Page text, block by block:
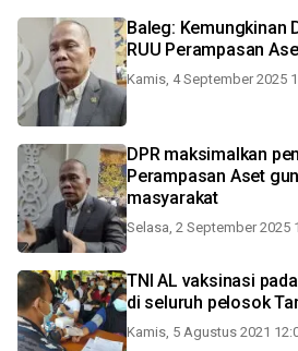
Baleg: Kemungkinan DPR ambil alih usulan
RUU Perampasan
Kamis, 4 September 2025
DPR maksimalkan
Perampasan Aset
masyarakat
Selasa, 2 September 2025
TNI AL vaksinasi
di seluruh pelosok
Kamis, 5 Agustus 2021